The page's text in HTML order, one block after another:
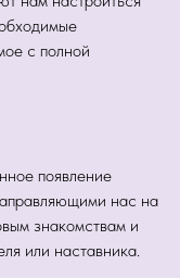
с полной
появление
нас на
знакомствам и
или наставника.